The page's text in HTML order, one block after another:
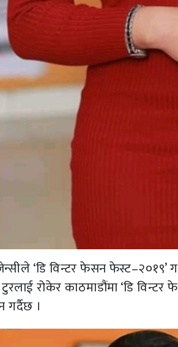
‘डि विन्टर फेसन फेस्ट–२०१९’
रोकेर काठमाडौंमा ‘डि
गर्दैछ ।